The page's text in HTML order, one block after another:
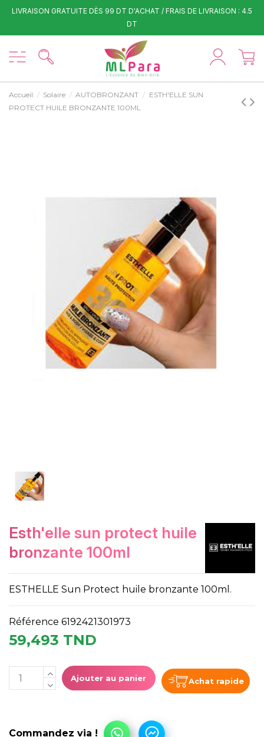
LIVRAISON GRATUITE DÈS 99 DT D'ACHAT / FRAIS DE LIVRAISON : 4.5
DT
Accueil Solaire AUTOBRONZANT
ESTH'ELLE SUN
PROTECT HUILE BRONZANTE 100ML
esth'elle sun protect huile
bronzante 100ml
ESTHELLE Sun Protect huile bronzante 100ml.
Référence 6192421301973
59,493 TND
Ajouter au panier Achat rapide